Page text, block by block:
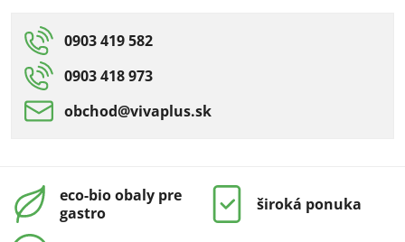
0903 419 582
0903 418 973
obchod​@vivaplus​.sk
eco-bio obaly pre
gastro
široká ponuka